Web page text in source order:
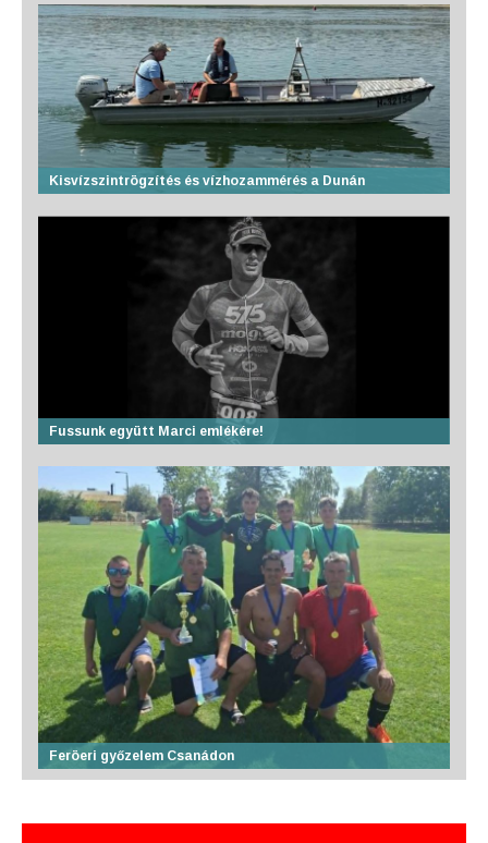
Kisvízszintrögzítés és vízhozammérés a Dunán
Fussunk együtt Marci emlékére!
Feröeri győzelem Csanádon